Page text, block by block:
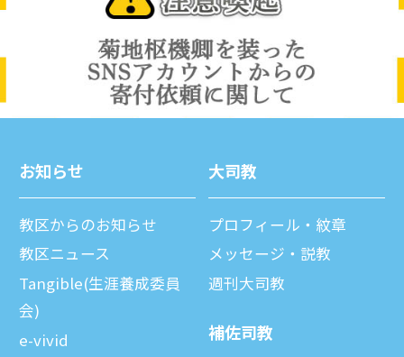
お知らせ
教区からのお知らせ
教区ニュース
Tangible(生涯養成委員
会)
e-vivid
⼤司教
プロフィール・紋章
メッセージ・説教
週刊⼤司教
補佐司教